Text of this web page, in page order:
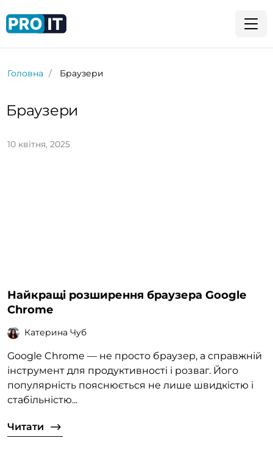
Головна Браузери
Браузери
10 квітня, 2025
Найкращі розширення браузера Google
Chrome
Катерина Чуб
Google Chrome — не просто браузер, а справжній
інструмент для продуктивності і розваг. Його
популярність пояснюється не лише швидкістю і
стабільністю...
Читати